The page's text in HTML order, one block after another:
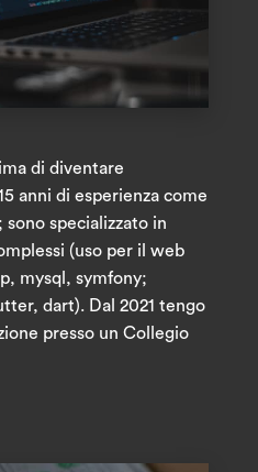
di diventare
anni di esperienza come
specializzato in
(uso per il web
mysql, symfony;
dart). Dal 2021 tengo
presso un Collegio